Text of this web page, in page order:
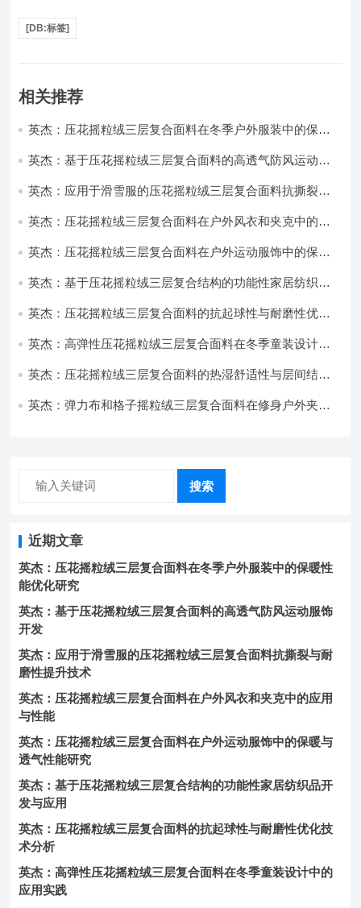
[DB:标签]
相关推荐
英杰：压花摇粒绒三层复合面料在冬季户外服装中的保暖
英杰：基于压花摇粒绒三层复合面料的高透气防风运动服
英杰：应用于滑雪服的压花摇粒绒三层复合面料抗撕裂与
英杰：压花摇粒绒三层复合面料在户外风衣和夹克中的应
英杰：压花摇粒绒三层复合面料在户外运动服饰中的保暖
英杰：基于压花摇粒绒三层复合结构的功能性家居纺织品
英杰：压花摇粒绒三层复合面料的抗起球性与耐磨性优化
英杰：高弹性压花摇粒绒三层复合面料在冬季童装设计中
英杰：压花摇粒绒三层复合面料的热湿舒适性与层间结合
英杰：弹力布和格子摇粒绒三层复合面料在修身户外夹克
搜索
近期文章
英杰：压花摇粒绒三层复合面料在冬季户外服装中的保暖性
能优化研究
英杰：基于压花摇粒绒三层复合面料的高透气防风运动服饰
开发
英杰：应用于滑雪服的压花摇粒绒三层复合面料抗撕裂与耐
磨性提升技术
英杰：压花摇粒绒三层复合面料在户外风衣和夹克中的应用
与性能
英杰：压花摇粒绒三层复合面料在户外运动服饰中的保暖与
透气性能研究
英杰：基于压花摇粒绒三层复合结构的功能性家居纺织品开
发与应用
英杰：压花摇粒绒三层复合面料的抗起球性与耐磨性优化技
术分析
英杰：高弹性压花摇粒绒三层复合面料在冬季童装设计中的
应用实践